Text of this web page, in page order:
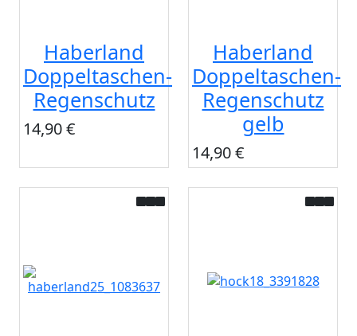
Haberland
Doppeltaschen-
Regenschutz
14,90 €
Haberland
Doppeltaschen-
Regenschutz
gelb
14,90 €